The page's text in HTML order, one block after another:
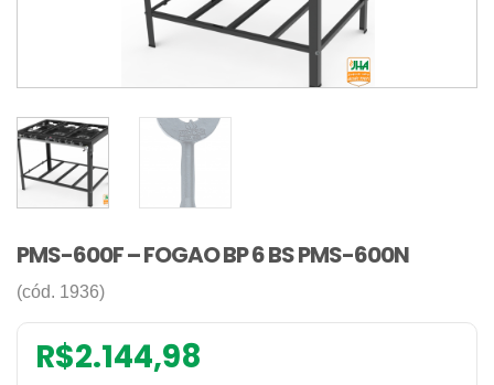
PMS-600F – FOGAO BP 6 BS PMS-600N
(cód. 1936)
R$2.144,98